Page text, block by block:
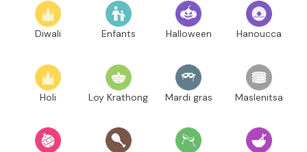
Diwali Enfants Halloween Hanoucca
Holi Loy Krathong Mardi gras Maslenitsa